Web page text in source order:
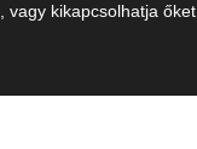
vagy kikapcsolhatja őket.